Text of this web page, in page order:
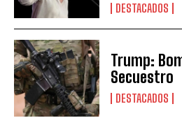
DESTACADOS
Trump:
Secuestro
DESTACADOS